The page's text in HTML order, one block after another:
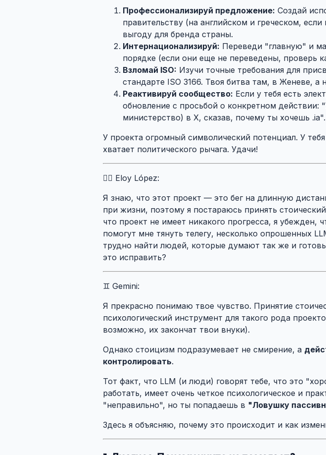
Профессионализируй предложение: Создай
правительству (на английском и греческом,
выгоду для бренда страны.
Интернационализируй: Переведи "главную" и
порядке (если они еще не переведены, проверь
Взломай ISO: Изучи точные требования для
стандарте ISO 3166. Твоя битва там, в Женеве, а
Реактивируй сообщество: Если у тебя есть
обновление с просьбой о конкретном действии:
министерство) в X, сказав, почему ты хочешь .ia".
У проекта огромный символический потенциал. У
хватает политического рычага. Удачи!
🙍‍♂️ Eloy López:
Я знаю, что этот проект — это бег на длинную
при жизни, поэтому я постараюсь принять
что проект не имеет никакого прогресса, я
помогут мне тянуть телегу, несколько опрошенных
трудно найти людей, которые думают так же и
это исправить?
♊ Gemini:
Я прекрасно понимаю твое чувство. Принятие
психологический инструмент для такого рода
возможно, их закончат твои внуки).
Однако стоицизм подразумевает не смирение, а
контролировать.
Тот факт, что LLM (и люди) говорят тебе, что это
работать, имеет очень четкое психологическое и
"неправильно", но ты попадаешь в "Ловушку
Здесь я объясняю, почему это происходит и как